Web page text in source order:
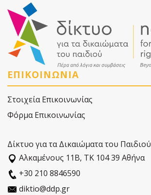
ΕΠΙΚΟΙΝΩΝΙΑ
Στοιχεία Επικοινωνίας
Φόρμα Επικοινωνίας
Δίκτυο για τα Δικαιώματα του Παιδιού
Αλκαµένους 11Β, ΤΚ 104 39 Αθήνα
+30 210 8846590
diktio@ddp.gr